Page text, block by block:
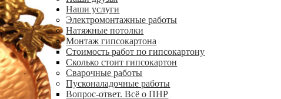
Наши услуги
Электромонтажные работы
Натяжные потолки
Монтаж гипсокартона
Стоимость работ по гипсокартону
Сколько стоит гипсокартон
Сварочные работы
Пусконаладочные работы
Вопрос-ответ. Всё о ПНР